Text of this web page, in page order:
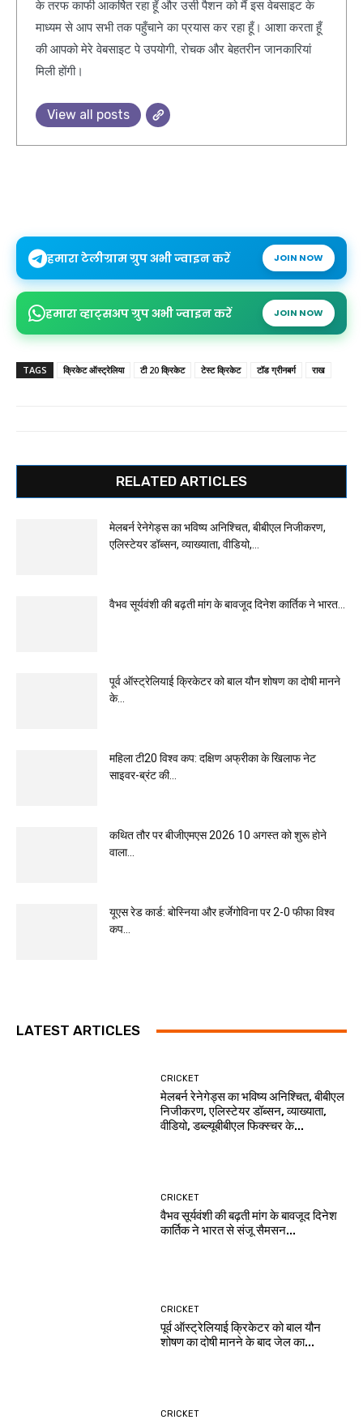
के तरफ काफी आकर्षित रहा हूँ और उसी पैशन को मैं इस वेबसाइट के
माध्यम से आप सभी तक पहुँचाने का प्रयास कर रहा हूँ। आशा करता हूँ
की आपको मेरे वेबसाइट पे उपयोगी, रोचक और बेहतरीन जानकारियां
मिली होंगी।
View all posts
हमारा टेलीग्राम ग्रुप अभी ज्वाइन करें JOIN NOW
हमारा व्हाट्सअप ग्रुप अभी ज्वाइन करें JOIN NOW
TAGS क्रिकेट ऑस्ट्रेलिया टी 20 क्रिकेट टेस्ट क्रिकेट टॉड ग्रीनबर्ग राख
RELATED ARTICLES
मेलबर्न रेनेगेड्स का भविष्य अनिश्चित, बीबीएल निजीकरण,
एलिस्टेयर डॉब्सन, व्याख्याता, वीडियो,...
वैभव सूर्यवंशी की बढ़ती मांग के बावजूद दिनेश कार्तिक ने भारत...
पूर्व ऑस्ट्रेलियाई क्रिकेटर को बाल यौन शोषण का दोषी मानने
के...
महिला टी20 विश्व कप: दक्षिण अफ्रीका के खिलाफ नेट
साइवर-ब्रंट की...
कथित तौर पर बीजीएमएस 2026 10 अगस्त को शुरू होने
वाला...
यूएस रेड कार्ड: बोस्निया और हर्जेगोविना पर 2-0 फीफा विश्व
कप...
LATEST ARTICLES
CRICKET
मेलबर्न रेनेगेड्स का भविष्य अनिश्चित, बीबीएल
निजीकरण, एलिस्टेयर डॉब्सन, व्याख्याता,
वीडियो, डब्ल्यूबीबीएल फिक्स्चर के...
CRICKET
वैभव सूर्यवंशी की बढ़ती मांग के बावजूद दिनेश
कार्तिक ने भारत से संजू सैमसन...
CRICKET
पूर्व ऑस्ट्रेलियाई क्रिकेटर को बाल यौन
शोषण का दोषी मानने के बाद जेल का...
CRICKET